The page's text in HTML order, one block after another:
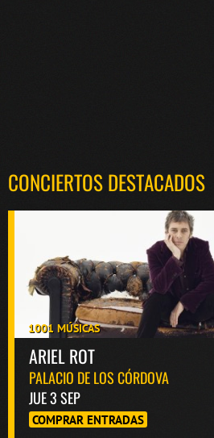
CONCIERTOS DESTACADOS
1001 MÚSICAS
ARIEL ROT
PALACIO DE LOS CÓRDOVA
JUE 3 SEP
COMPRAR ENTRADAS